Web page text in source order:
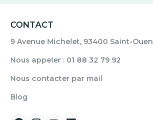
CONTACT
9 Avenue Michelet, 93400 Saint-Ouen
Nous appeler : 01 88 32 79 92
Nous contacter par mail
Blog